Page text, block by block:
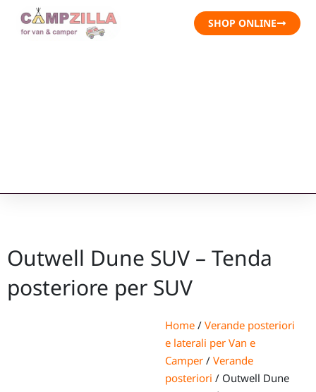
SHOP ONLINE
Outwell Dune SUV – Tenda
posteriore per SUV
Home / Verande posteriori
e laterali per Van e
Camper / Verande
posteriori / Outwell Dune